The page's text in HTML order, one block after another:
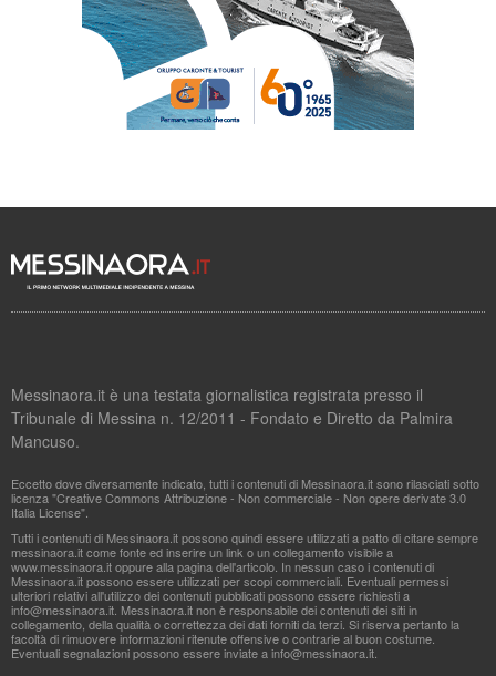
Messinaora.it è una testata giornalistica registrata presso il
Tribunale di Messina n. 12/2011 - Fondato e Diretto da Palmira
Mancuso.
Eccetto dove diversamente indicato, tutti i contenuti di Messinaora.it sono rilasciati sotto
licenza "Creative Commons Attribuzione - Non commerciale - Non opere derivate 3.0
Italia License".
Tutti i contenuti di Messinaora.it possono quindi essere utilizzati a patto di citare sempre
messinaora.it come fonte ed inserire un link o un collegamento visibile a
www.messinaora.it oppure alla pagina dell'articolo. In nessun caso i contenuti di
Messinaora.it possono essere utilizzati per scopi commerciali. Eventuali permessi
ulteriori relativi all'utilizzo dei contenuti pubblicati possono essere richiesti a
info@messinaora.it . Messinaora.it non è responsabile dei contenuti dei siti in
collegamento, della qualità o correttezza dei dati forniti da terzi. Si riserva pertanto la
facoltà di rimuovere informazioni ritenute offensive o contrarie al buon costume.
Eventuali segnalazioni possono essere inviate ainfo@messinaora.it